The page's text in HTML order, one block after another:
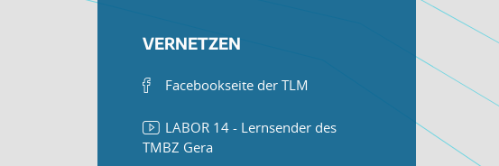
VERNETZEN
Facebookseite der TLM
LABOR 14 - Lernsender des
TMBZ Gera